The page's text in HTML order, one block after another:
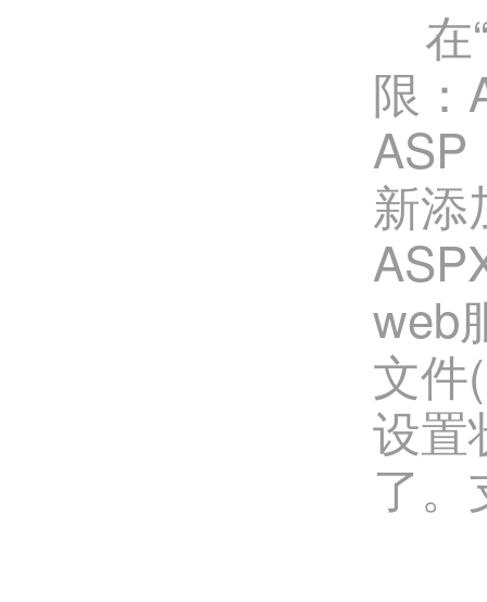
在
限：
ASP
新添
web
文件
设置
了。